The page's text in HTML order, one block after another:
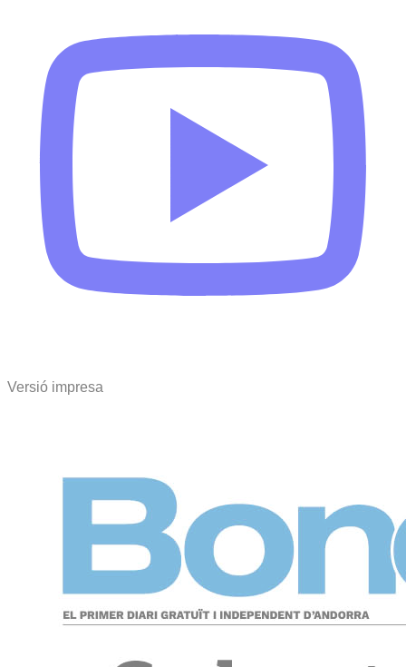
Versió impresa